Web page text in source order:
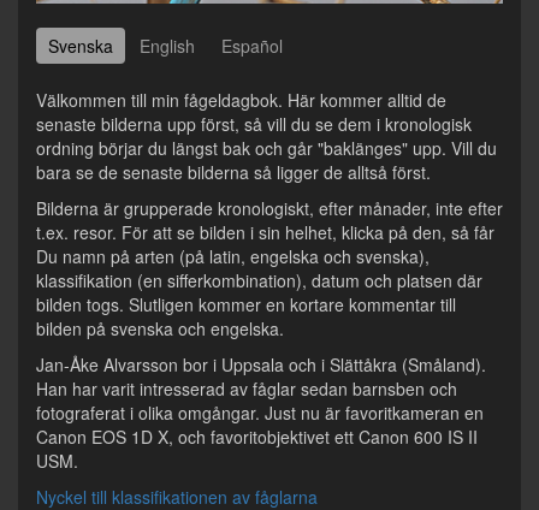
Svenska English Español
Välkommen till min fågeldagbok. Här kommer alltid de
senaste bilderna upp först, så vill du se dem i kronologisk
ordning börjar du längst bak och går "baklänges" upp. Vill du
bara se de senaste bilderna så ligger de alltså först.
Bilderna är grupperade kronologiskt, efter månader, inte efter
t.ex. resor. För att se bilden i sin helhet, klicka på den, så får
Du namn på arten (på latin, engelska och svenska),
klassifikation (en sifferkombination), datum och platsen där
bilden togs. Slutligen kommer en kortare kommentar till
bilden på svenska och engelska.
Jan-Åke Alvarsson bor i Uppsala och i Slättåkra (Småland).
Han har varit intresserad av fåglar sedan barnsben och
fotograferat i olika omgångar. Just nu är favoritkameran en
Canon EOS 1D X, och favoritobjektivet ett Canon 600 IS II
USM.
Nyckel till klassifikationen av fåglarna